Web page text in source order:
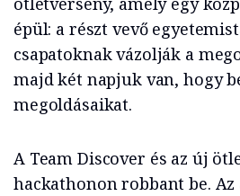
épül: a részt vevő
csapatoknak vázolják a
majd két napjuk van, hogy
megoldásaikat.
A Team Discover és az új
hackathonon robbant be.